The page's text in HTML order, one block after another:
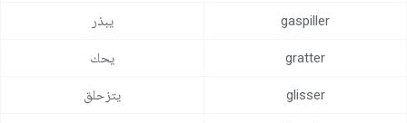
gaspiller يبذر
gratter يحك
glisser يتزحلق